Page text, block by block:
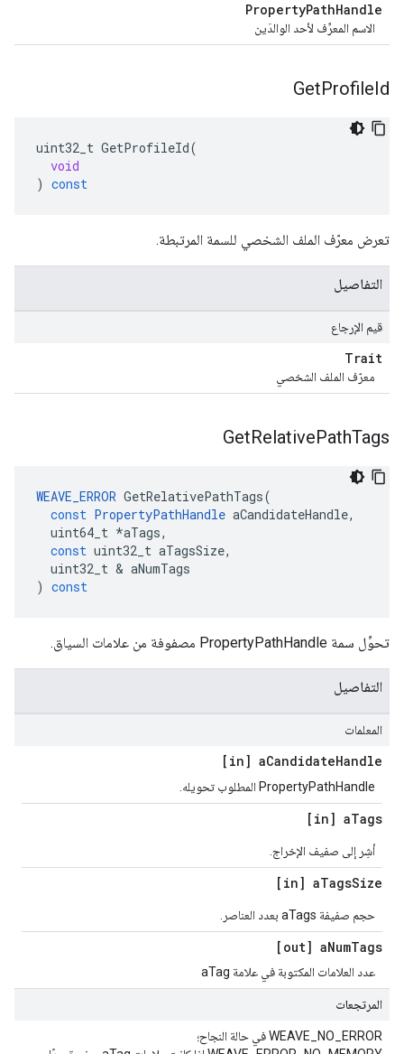
PropertyPathHandle
الاسم المعرِّف لأحد الوالدَين
GetProfileId
uint32_t GetProfileId(
void
) const
تعرض معرّف الملف الشخصي للسمة المرتبطة.
التفاصيل
قيم الإرجاع
Trait
معرّف الملف الشخصي
GetRelativePathTags
WEAVE_ERROR GetRelativePathTags(
const PropertyPathHandle aCandidateHandle,
uint64_t *aTags,
const uint32_t aTagsSize,
uint32_t & aNumTags
) const
تحوِّل سمة PropertyPathHandle مصفوفة من علامات السياق.
التفاصيل
المعلمات
[in] aCandidateHandle
PropertyPathHandle المطلوب تحويله.
[in] aTags
أشِر إلى صفيف الإخراج.
[in] aTagsSize
حجم صفيفة aTags بعدد العناصر.
[out] aNumTags
عدد العلامات المكتوبة في علامة aTag
المرتجعات
WEAVE_NO_ERROR في حالة النجاح؛